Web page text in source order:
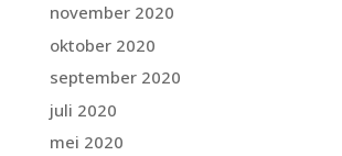
november 2020
oktober 2020
september 2020
juli 2020
mei 2020